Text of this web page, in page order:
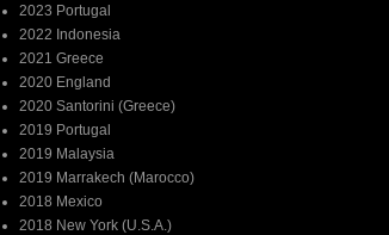
2023 Portugal
2022 Indonesia
2021 Greece
2020 England
2020 Santorini (Greece)
2019 Portugal
2019 Malaysia
2019 Marrakech (Marocco)
2018 Mexico
2018 New York (U.S.A.)